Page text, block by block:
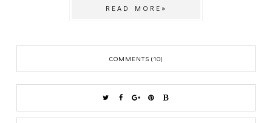
READ MORE»
COMMENTS (10)